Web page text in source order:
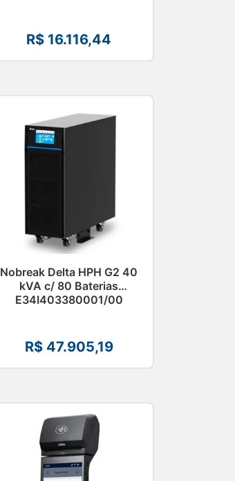
R$ 16.116,44
Nobreak Delta HPH G2 40
kVA c/ 80 Baterias
E34I403380001/00
R$47.905,19